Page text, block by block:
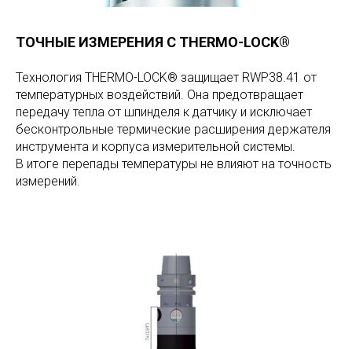
ТОЧНЫЕ ИЗМЕРЕНИЯ С THERMO-LOCK®
Технология THERMO-LOCK® защищает RWP38.41 от
температурных воздействий. Она предотвращает
передачу тепла от шпинделя к датчику и исключает
бесконтрольные термические расширения держателя
инструмента и корпуса измерительной системы.
В итоге перепады температуры не влияют на точность
измерений.